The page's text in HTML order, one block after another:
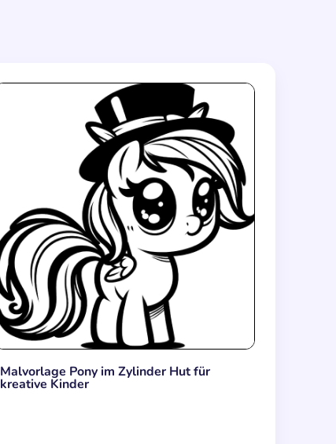
Malvorlage Pony im Zylinder Hut für
kreative Kinder